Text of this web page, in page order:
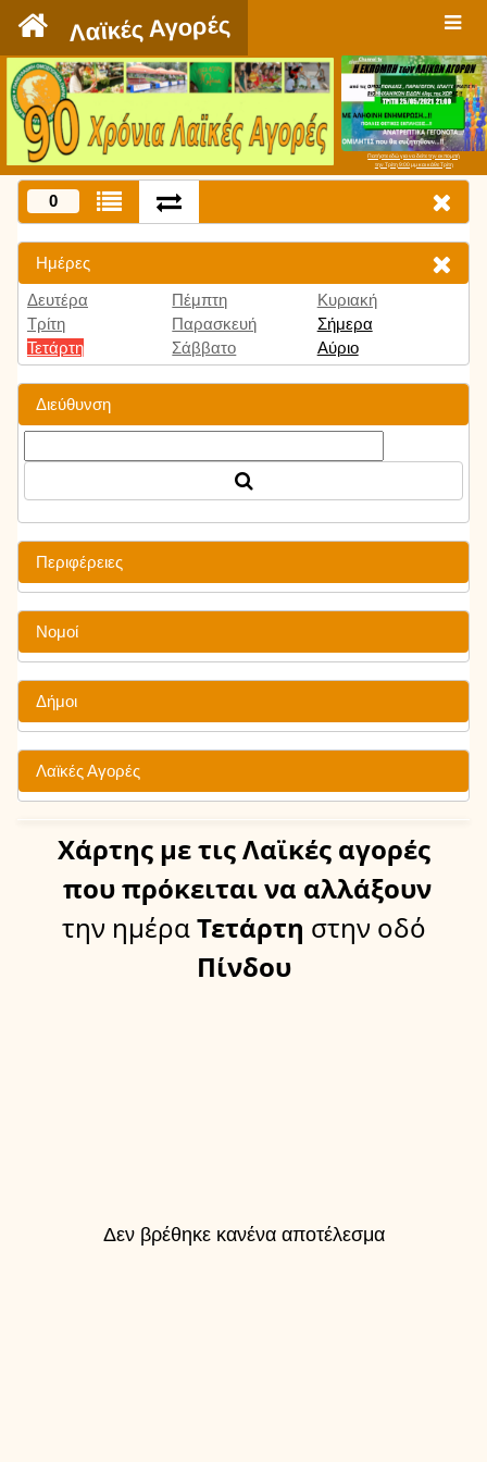
Λαϊκές Αγορές
Πατήστε εδώ για να δείτε την εκπομπή
την Τρίτη 9:00 μμ και κάθε Τρίτη
0
Ημέρες
Δευτέρα
Τρίτη
Τετάρτη
Πέμπτη
Παρασκευή
Σάββατο
Κυριακή
Σήμερα
Αύριο
Διεύθυνση
Περιφέρειες
Νομοί
Δήμοι
Λαϊκές Αγορές
Χάρτης με τις Λαϊκές αγορές
που πρόκειται να αλλάξουν
την ημέραΤετάρτη στην οδό
Πίνδου
Δεν βρέθηκε κανένα αποτέλεσμα